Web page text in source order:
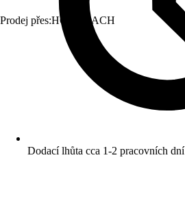
Prodej přes:HORNBACH
Dodací lhůta cca 1-2 pracovních dní